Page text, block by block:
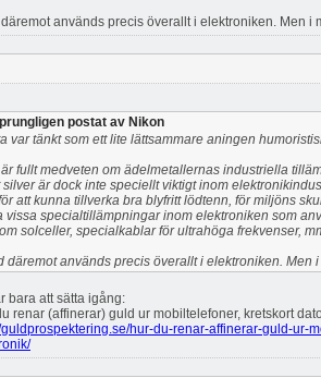
används precis överallt i elektroniken. Men i
postat av Nikon
var tänkt som ett lite lättsammare aningen
fullt medveten om ädelmetallernas industriella
silver är dock inte speciellt viktigt inom
att kunna tillverka bra blyfritt lödtenn, för miljöns
vissa specialtillämpningar inom elektroniken som
solceller, specialkablar för ultrahöga frekvenser,
däremot används precis överallt i elektroniken. Men
bara att sätta igång:
renar (affinerar) guld ur mobiltelefoner, kretskort
guldprospektering.se/hur-du-renar-affinerar-guld-ur-